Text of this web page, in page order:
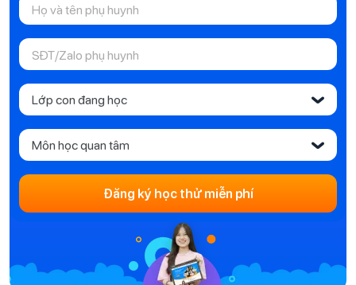
Lớp con đang học ‹
Môn học quan tâm ‹
Đăng ký học thử miễn phí